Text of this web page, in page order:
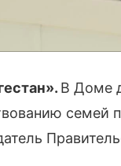
В Доме
семей